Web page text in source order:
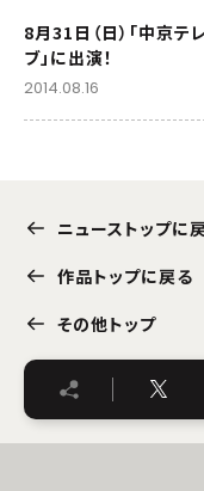
8月31日（日）「中京
ブ」に出演！
2014.08.16
ニューストップに
作品トップに戻る
その他トップ